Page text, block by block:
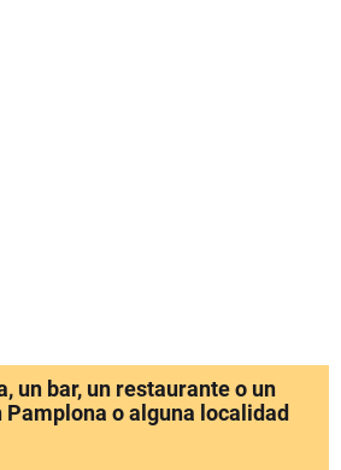
un bar, un restaurante o un
o alguna localidad